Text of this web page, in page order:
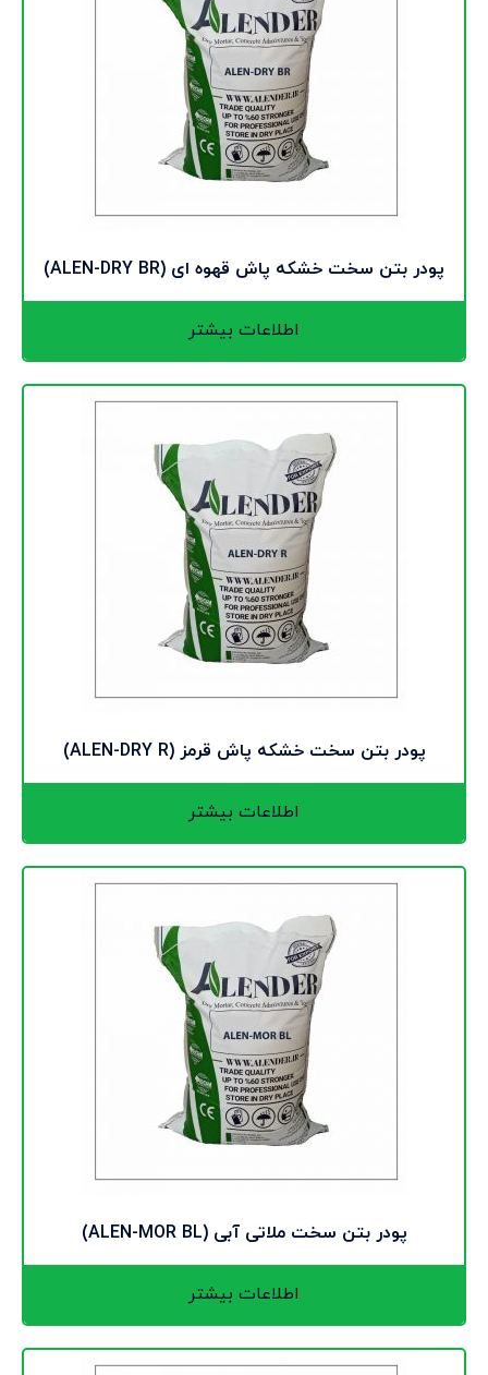
پودر بتن سخت خشکه پاش قهوه ای (ALEN-DRY BR)
اطلاعات بیشتر
پودر بتن سخت خشکه پاش قرمز (ALEN-DRY R)
اطلاعات بیشتر
پودر بتن سخت ملاتی آبی (ALEN-MOR BL)
اطلاعات بیشتر